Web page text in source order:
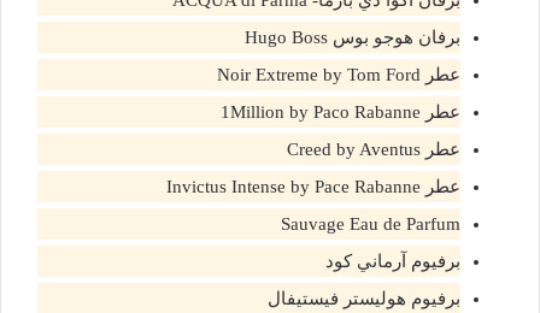
برفان هوجو بوس Hugo Boss
عطر Noir Extreme by Tom Ford
عطر 1Million by Paco Rabanne
عطر Creed by Aventus
عطر Invictus Intense by Pace Rabanne
Sauvage Eau de Parfum
برفيوم آرماني كود
برفيوم هوليستر فيستيفال